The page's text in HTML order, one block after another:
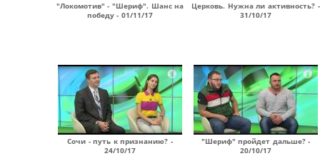
"Локомотив" - "Шериф". Шанс на
победу - 01/11/17
Церковь. Нужна ли активность? -
31/10/17
Сочи - путь к признанию? -
24/10/17
"Шериф" пройдет дальше? -
20/10/17